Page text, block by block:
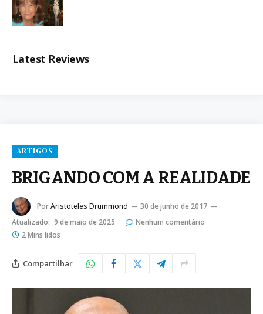
Latest Reviews
ARTIGOS
BRIGANDO COM A REALIDADE
PorAristoteles Drummond
30 de junho de 2017
Atualizado: 9 de maio de 2025
Nenhum comentário
2 Mins lidos
Compartilhar